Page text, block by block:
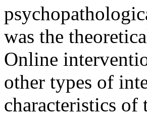
was the
Online
other types of
characteristics